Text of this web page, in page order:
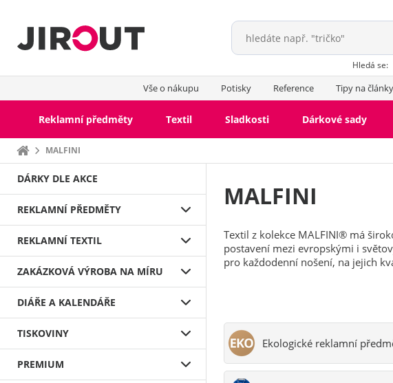
Hledá se:
Vše o nákupu Potisky Reference Tipy na články
Reklamní předměty Textil Sladkosti Dárkové sady
Domů MALFINI
DÁRKY DLE AKCE
REKLAMNÍ PŘEDMĚTY
REKLAMNÍ TEXTIL
ZAKÁZKOVÁ VÝROBA NA MÍRU
DIÁŘE A KALENDÁŘE
TISKOVINY
PREMIUM
MALFINI
Textil z kolekce MALFINI® má
postavení mezi evropskými i
pro každodenní nošení, na jejich
Ekologické reklamní